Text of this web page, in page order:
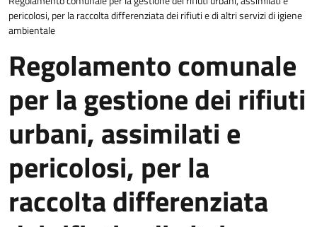
pericolosi, per la raccolta differenziata dei rifiuti e di altri servizi di igiene
ambientale
Regolamento comunale
per la gestione dei rifiuti
urbani, assimilati e
pericolosi, per la
raccolta differenziata